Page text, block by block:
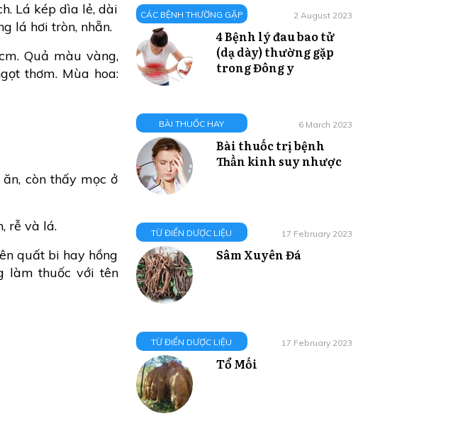
Lá kép dìa lẻ, dài
lá hơi tròn, nhẵn.
Quả màu vàng,
thơm. Mùa hoa:
còn thấy mọc ở
rễ và lá.
quất bi hay hồng
làm thuốc với tên
CÁC BỆNH THƯỜNG GẶP 2 August 2023
4 Bệnh lý đau bao tử
(dạ dày) thường gặp
trong Đông y
BÀI THUỐC HAY 6 March 2023
Bài thuốc trị bệnh
Thần kinh suy nhược
TỪ ĐIỂN DƯỢC LIỆU 17 February 2023
Sâm Xuyên Đá
TỪ ĐIỂN DƯỢC LIỆU 17 February 2023
Tổ Mối